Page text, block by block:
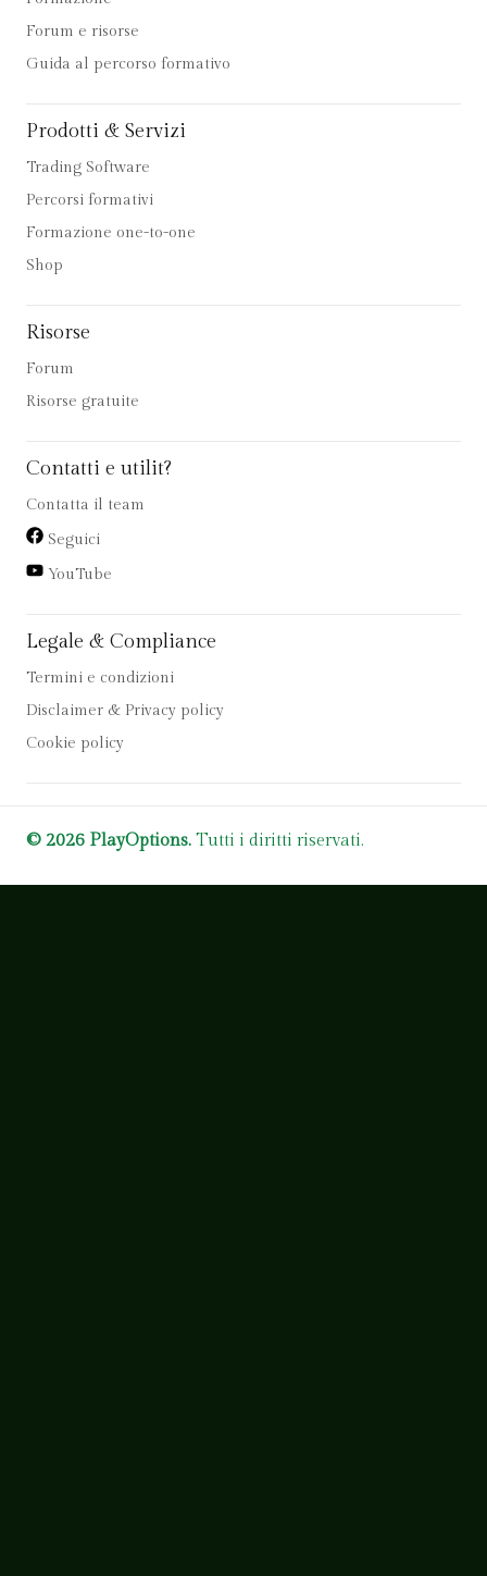
Forum e risorse
Guida al percorso formativo
Prodotti & Servizi
Trading Software
Percorsi formativi
Formazione one-to-one
Shop
Risorse
Forum
Risorse gratuite
Contatti e utilit?
Contatta il team
Seguici
YouTube
Legale & Compliance
Termini e condizioni
Disclaimer & Privacy policy
Cookie policy
© 2026 PlayOptions. Tutti i diritti riservati.